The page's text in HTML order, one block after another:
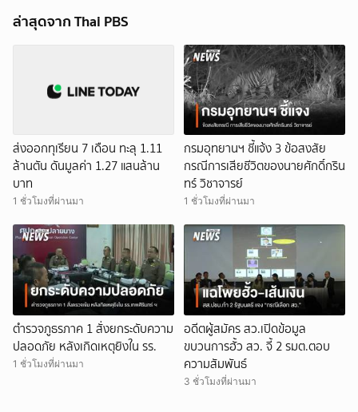
ล่าสุดจาก Thai PBS
ส่งออกทุเรียน 7 เดือน ทะลุ 1.11
ล้านตัน ดันมูลค่า 1.27 แสนล้าน
บาท
1 ชั่วโมงที่ผ่านมา
กรมอุทยานฯ ชี้แจ้ง 3 ข้อสงสัย
กรณีการเสียชีวิตของนายศักดิ์กริน
ทร์ วิชาจารย์
1 ชั่วโมงที่ผ่านมา
ตำรวจภูธรภาค 1 สั่งยกระดับความ
ปลอดภัย หลังเกิดเหตุยิงใน รร.
1 ชั่วโมงที่ผ่านมา
อดีตผู้สมัคร สว.เปิดข้อมูล
ขบวนการฮั้ว สว. จี้ 2 รมต.ตอบ
ความสัมพันธ์
3 ชั่วโมงที่ผ่านมา